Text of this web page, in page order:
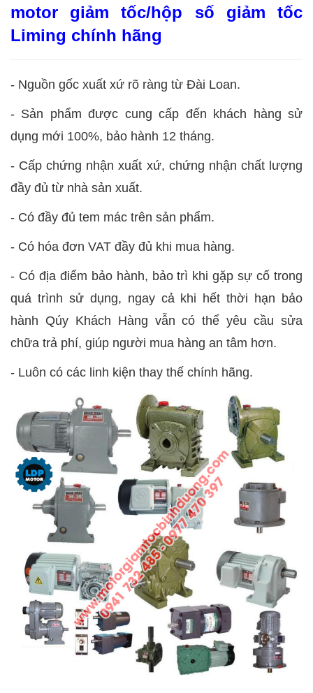
motor giảm tốc/hộp số giảm tốc
Liming chính hãng
- Nguồn gốc xuất xứ rõ ràng từ Đài Loan.
- Sản phẩm được cung cấp đến khách hàng sử
dụng mới 100%, bảo hành 12 tháng.
- Cấp chứng nhận xuất xứ, chứng nhận chất lượng
đầy đủ từ nhà sản xuất.
- Có đầy đủ tem mác trên sản phẩm.
- Có hóa đơn VAT đầy đủ khi mua hàng.
- Có địa điểm bảo hành, bảo trì khi gặp sự cố trong
quá trình sử dụng, ngay cả khi hết thời hạn bảo
hành Qúy Khách Hàng vẫn có thể yêu cầu sửa
chữa trả phí, giúp người mua hàng an tâm hơn.
- Luôn có các linh kiện thay thế chính hãng.